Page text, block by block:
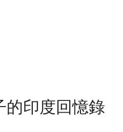
的印度回憶錄